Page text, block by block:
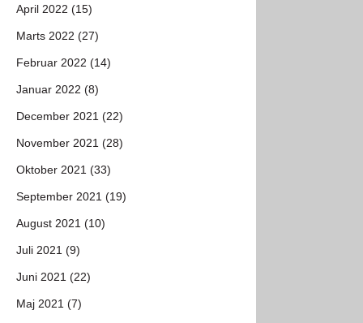
April 2022 (15)
Marts 2022 (27)
Februar 2022 (14)
Januar 2022 (8)
December 2021 (22)
November 2021 (28)
Oktober 2021 (33)
September 2021 (19)
August 2021 (10)
Juli 2021 (9)
Juni 2021 (22)
Maj 2021 (7)